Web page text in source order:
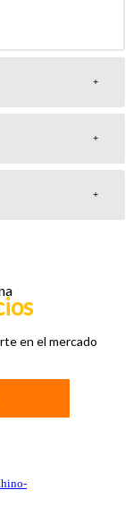
en el mercado